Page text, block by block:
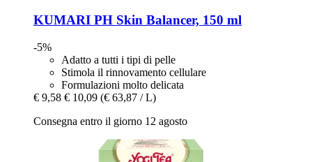
KUMARI PH Skin Balancer, 150 ml
-5%
Adatto a tutti i tipi di pelle
Stimola il rinnovamento cellulare
Formulazioni molto delicata
€ 9,58 € 10,09 (€ 63,87 / L)
Consegna entro il giorno 12 agosto